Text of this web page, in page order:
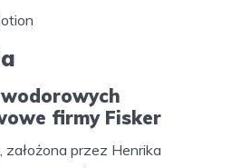
firmy Fisker
założona przez Henrika